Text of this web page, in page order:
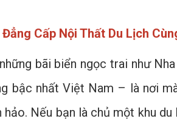
Cấp Nội Thất Du Lịch
bãi biển ngọc trai như
bậc nhất Việt Nam – là nơi
Nếu bạn là chủ một khu